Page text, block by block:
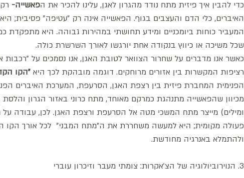
כדי להבין איך פיזית מתח נודד מהגרון לאגן, עלינו להכיר את הפאשייה-
האיברים, כלי הדם והעצבים בגוף. הפאשייה אינה רק "עטיפה" פסיבית;
המעביר כוחות ביומכניים ומידע תחושתי במהירות גבוהה. היא
שכל משיכה או כיווץ בנקודה אחת יורגשו לאורך השרשרת כולה.
​כאשר אנו מדברים על שחרור הצוואר לטובת האגן, אנו נסמכים על "רכבות
רציפות המקשרות בין אזורים מרוחקים. דוגמה מובהקת לכך היא "הקו
הפנימית המחברת פיזית בין רצפת האגן, הסרעפת, המערכת האיברים
​מכיוון שהפאשייה מתנהגת כמרקם מאוחד, מתח כרוני באזור הגרון והלסת
ומילים) מייצר מתח המשכי מטה אל הסרעפת ורצפת האגן. לכן, עבודה על
פעולה מקומית; היא למעשה משחררת את ה"מתח המבני"  לכל אורך הקו
ולהתמלא באנרגיה מחודשת.
3. הנוירוביולוגיה של הצ'אקרות: צומתי מעבר וזיכרון עוברי